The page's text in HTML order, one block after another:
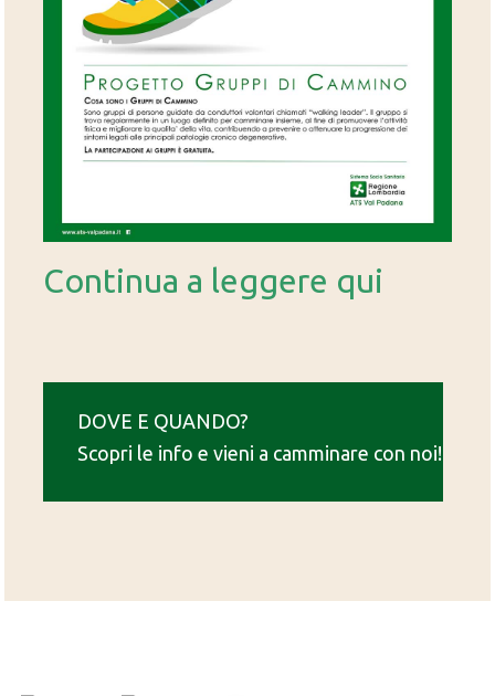
Continua a leggere qui
DOVE E QUANDO?
Scopri le info e vieni a camminare con noi!